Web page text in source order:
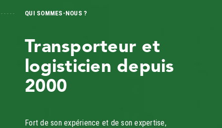
QUI SOMMES-NOUS ?
Transporteur et
logisticien depuis
2000
Fort de son expérience et de son expertise,